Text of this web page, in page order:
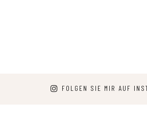
FOLGEN SIE MIR AUF